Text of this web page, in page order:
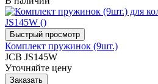
Комплект пружинок (9шт.)
JCB JS145W
Уточняйте цену